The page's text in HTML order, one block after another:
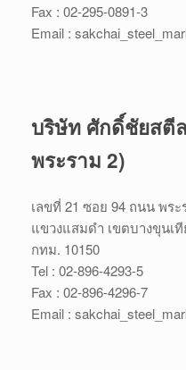
Fax : 02-295-0891-3
Email :
บริษัท ศักดิ์ชัยสตี
พระราม 2)
เลขที่ 21 ซอย 94 ถนน พระ
แขวงแสมดำ เขตบางขุนเ
กทม. 10150
Tel : 02-896-4293-5
Fax : 02-896-4296-7
Email :